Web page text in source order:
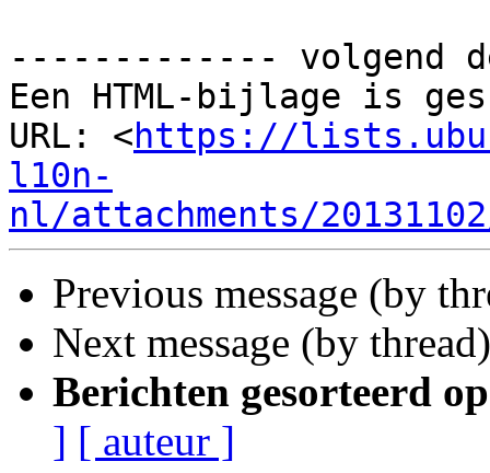
------------- volgend
Een HTML-bijlage is
URL: <https://
l10n-
nl/attachments/
Previous message (by
Next message (by
Berichten gesorteerd
] [ auteur ]